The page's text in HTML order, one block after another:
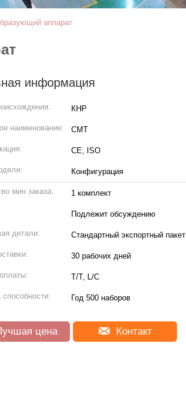
аппарат
информация
КНР
наименование: CMT
CE, ISO
Конфигурация
мин заказа: 1 комплект
Подлежит обсуждению
детали: Стандартный экспортный пакет
30 рабочих дней
T/T, L/C
способности: Год 500 наборов
цена Контакт